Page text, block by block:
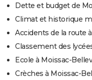
Dette et budget de
Climat et historique
Accidents de la route
Classement des
Ecole à Moissac-
Crèches à Moissac-